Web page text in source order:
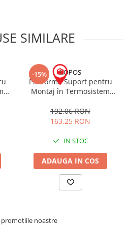
SIMILARE
-15% KOPOS
Platformă Suport pentru
Montaj în Termosistem
192,06 RON
163,25 RON
IN STOC
ADAUGA IN COS
noastre